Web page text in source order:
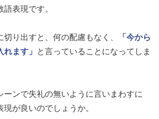
表現です。
切り出すと、何の配慮もなく、
「今から
ます」
と言っていることになってしま
ーンで失礼の無いように言いまわすに
が良いのでしょうか。